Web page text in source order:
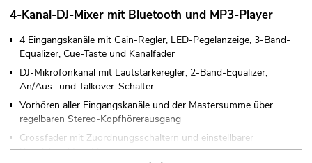
4-Kanal-DJ-Mixer mit Bluetooth und MP3-Player
4 Eingangskanäle mit Gain-Regler, LED-Pegelanzeige, 3-Band-
Equalizer, Cue-Taste und Kanalfader
DJ-Mikrofonkanal mit Lautstärkeregler, 2-Band-Equalizer,
An/Aus- und Talkover-Schalter
Vorhören aller Eingangskanäle und der Mastersumme über
regelbaren Stereo-Kopfhörerausgang
Crossfader mit Zuordnungsschaltern und einstellbarer
Regelcharakteristik